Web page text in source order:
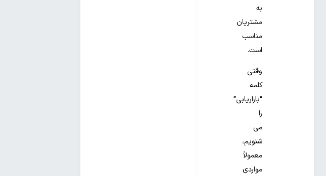
به
مشتریان
مناسب
است.
وقتی
کلمه
“بازاریابی”
را
می
شنویم،
معمولاً
مواردی